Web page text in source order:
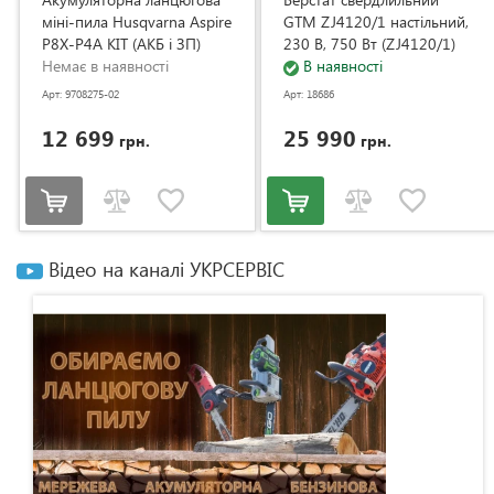
міні-пила Husqvarna Aspire
P8X-P4A KIT (АКБ і ЗП)
(9708275-02)
Немає в наявності
Арт: 9708275-02
12 699 грн.
GTM ZJ4120/1 настільний,
230 В, 750 Вт (ZJ4120/1)
В наявності
Арт: 18686
25 990 грн.
Відео на каналі УКРСЕРВІС